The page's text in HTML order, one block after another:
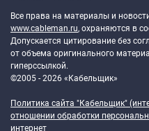
Все права на материалы и
www.cableman.ru, охраняются в
Допускается цитирование без
от объема оригинального
гиперссылкой.
©2005 - 2026 «Кабельщик»
Политика сайта "Кабельщик"
отношении обработки
интернет